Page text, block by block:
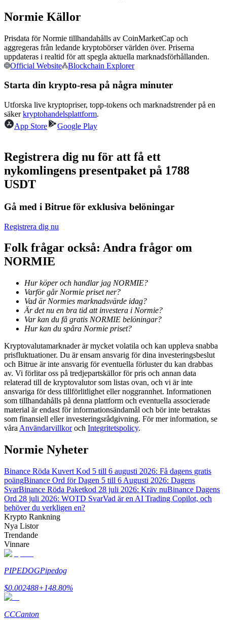
Kopiera Trading
Gå med de bästa handlarna
Bli en Copy Trader
Njut av vinstdelning och kopieringshandelsprovisioner
Information
Big data-analys inklusive handelsinformation, etc.
Guide
Futures startguide
Handelsstrategier
Normie Källor
Prisdata för Normie tillhandahålls av CoinMarketCap och
aggregeras från ledande kryptobörser världen över. Priserna
uppdateras i realtid för att spegla aktuella marknadsförhållanden.
Official Website
Blockchain Explorer
Starta din krypto-resa på några minuter
Utforska live kryptopriser, topp-tokens och marknadstrender på en
säkerkryptohandelsplattform.
App Store
Google Play
Registrera dig nu för att få ett
nykomlingens presentpaket på 1788
USDT
Gå med i Bitrue för exklusiva belöningar
Registrera dig nu
Folk frågar också: Andra frågor om
NORMIE
Hur köper och handlar jag NORMIE?
Varför går Normie priset ner?
Vad är Normies marknadsvärde idag?
Är det nu en bra tid att investera i Normie?
Var kan du få gratis NORMIE belöningar?
Hur kan du spåra Normie priset?
Kryptovalutamarknader är mycket volatila och kan uppleva snabba
prisfluktuationer. Du är ensam ansvarig för dina investeringsbeslut
och Bitrue är inte ansvarig för eventuella förluster du kan drabbas
av. Vi förlitar oss på tredjepartskällor för pris och annan data
relaterad till de kryptovalutor som listas ovan, och vi är inte
ansvariga för dess tillförlitlighet eller noggrannhet. Informationen
som tillhandahålls på denna plattform och eventuella associerade
material är endast för informationsändamål och bör inte betraktas
som finansiell eller investeringsrådgivning. För mer information, se
våra Användarvillkoroch Integritetspolicy.
Normie Nyheter
Binance Röda Kuvert Kod 5 till 6 augusti 2026: Få dagens gratis
poängBinance Ord för Dagen 5 till 6 Augusti 2026: Dagens
SvarBinance Röda Paketkod 28 juli 2026: Kräv nuBinance Dagens
Ord 28 juli 2026: WOTD SvarVad är en AI Trading Copilot, och
behöver du verkligen en?
Krypto Rankning
Nya Listor
Trendande
Vinnare
PIPEDOGPipedog
$0.002488+148.80%
CCCanton